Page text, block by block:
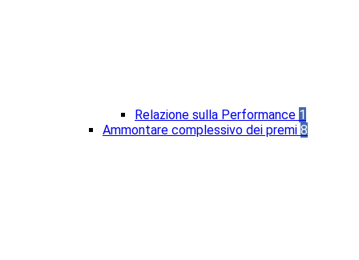
Relazione sulla Performance 1
Ammontare complessivo dei premi 8